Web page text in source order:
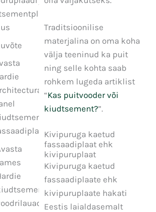
Traditsioonilise
materjalina on oma koha
välja teeninud ka puit
ning selle kohta saab
rohkem lugeda artiklist
“Kas puitvooder või
kiudtsement?”.
Kivipuruga kaetud
fassaadiplaat ehk
kivipuruplaat
Kivipuruga kaetud
fassaadiplaate ehk
kivipuruplaate hakati
Eestis laialdasemalt